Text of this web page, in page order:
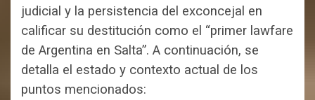
judicial y la persistencia del exconcejal en
calificar su destitución como el “primer lawfare
de Argentina en Salta”. A continuación, se
detalla el estado y contexto actual de los
puntos mencionados: